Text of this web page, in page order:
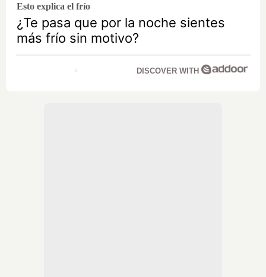
Esto explica el frío
¿Te pasa que por la noche sientes
más frío sin motivo?
DISCOVER WITH